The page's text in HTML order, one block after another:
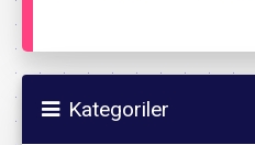
Kategoriler